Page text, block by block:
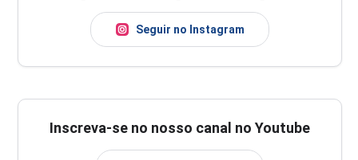
Seguir no Instagram
Inscreva-se no nosso canal no Youtube